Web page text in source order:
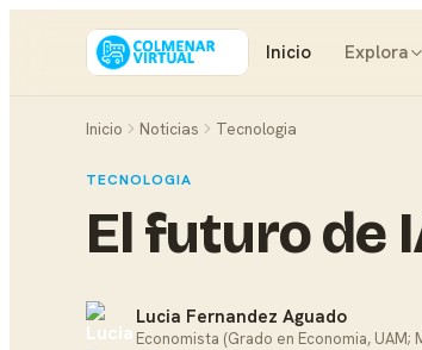
Inicio Explora
Inicio Noticias Tecnologia
TECNOLOGIA
El futuro de
Lucia Fernandez Aguado
Economista (Grado en Economia, UAM;